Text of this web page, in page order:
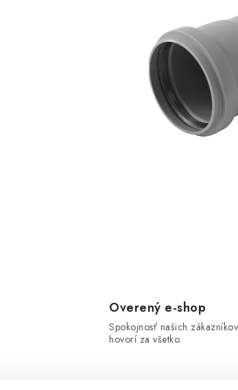
Overený e-shop
Spokojnosť našich zákazníkov
hovorí za všetko.